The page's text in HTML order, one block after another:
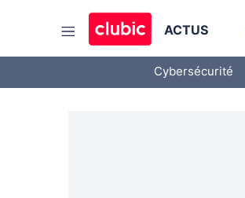
ACTUS
Cybersécurité